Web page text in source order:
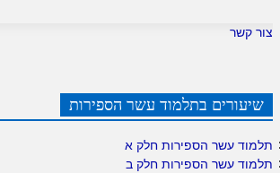
צור קשר
שיעורים בתלמוד עשר הספירות
תלמוד עשר הספירות חלק א
תלמוד עשר הספירות חלק ב